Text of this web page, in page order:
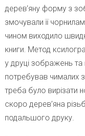
дерев’яну форму з
змочували її
чином виходило
книги. Метод
у друці зображень та
потребував чималих
треба було вирізати
скоро дерев’яна
подальшого друку.